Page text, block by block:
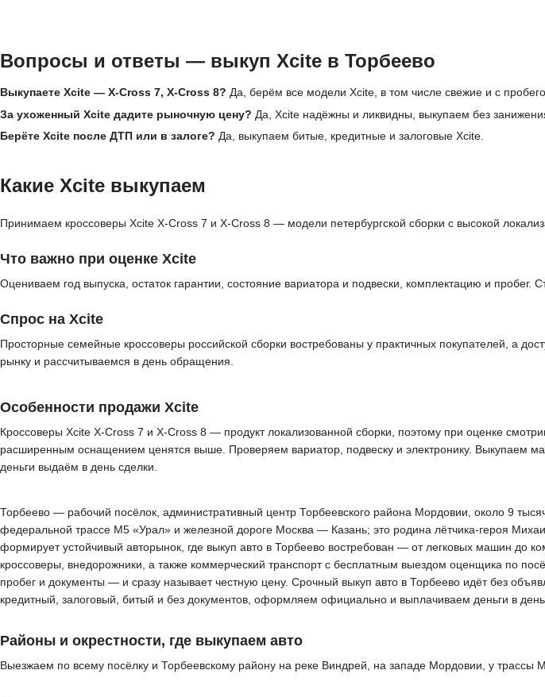
Вопросы и ответы — выкуп Xcite в Торбеево
Выкупаете Xcite — X-Cross 7, X-Cross 8? Да, берём все модели Xcite, в том числе свежие и с
За ухоженный Xcite дадите рыночную цену? Да, Xcite надёжны и ликвидны, выкупаем без
Берёте Xcite после ДТП или в залоге? Да, выкупаем битые, кредитные и залоговые Xcite.
Какие Xcite выкупаем
Принимаем кроссоверы Xcite X-Cross 7 и X-Cross 8 — модели петербургской сборки с высокой
Что важно при оценке Xcite
Оцениваем год выпуска, остаток гарантии, состояние вариатора и подвески, комплектацию и
Спрос на Xcite
Просторные семейные кроссоверы российской сборки востребованы у практичных покупателей, а
рынку и рассчитываемся в день обращения.
Особенности продажи Xcite
Кроссоверы Xcite X-Cross 7 и X-Cross 8 — продукт локализованной сборки, поэтому при оценке
расширенным оснащением ценятся выше. Проверяем вариатор, подвеску и электронику. Выкупаем
деньги выдаём в день сделки.
Торбеево — рабочий посёлок, административный центр Торбеевского района Мордовии, около 9
федеральной трассе М5 «Урал» и железной дороге Москва — Казань; это родина лётчика-героя
формирует устойчивый авторынок, где выкуп авто в Торбеево востребован — от легковых машин до
кроссоверы, внедорожники, а также коммерческий транспорт с бесплатным выездом оценщика по
пробег и документы — и сразу называет честную цену. Срочный выкуп авто в Торбеево идёт без
кредитный, залоговый, битый и без документов, оформляем официально и выплачиваем деньги в
Районы и окрестности, где выкупаем авто
Выезжаем по всему посёлку и Торбеевскому району на реке Виндрей, на западе Мордовии, у трассы